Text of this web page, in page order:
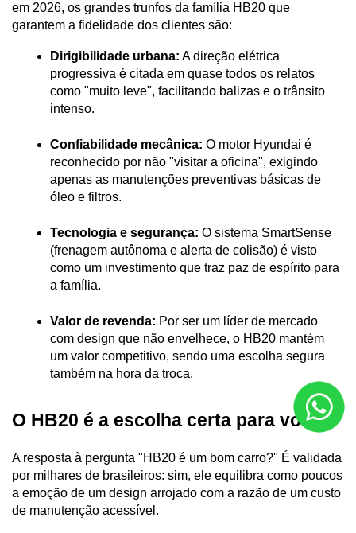
em 2026, os grandes trunfos da família HB20 que
garantem a fidelidade dos clientes são:
Dirigibilidade urbana: A direção elétrica
progressiva é citada em quase todos os relatos
como "muito leve", facilitando balizas e o trânsito
intenso.
Confiabilidade mecânica: O motor Hyundai é
reconhecido por não "visitar a oficina", exigindo
apenas as manutenções preventivas básicas de
óleo e filtros.
Tecnologia e segurança: O sistema SmartSense
(frenagem autônoma e alerta de colisão) é visto
como um investimento que traz paz de espírito para
a família.
Valor de revenda: Por ser um líder de mercado
com design que não envelhece, o HB20 mantém
um valor competitivo, sendo uma escolha segura
também na hora da troca.
O HB20 é a escolha certa para você?
A resposta à pergunta "HB20 é um bom carro?" É validada
por milhares de brasileiros: sim, ele equilibra como poucos
a emoção de um design arrojado com a razão de um custo
de manutenção acessível.